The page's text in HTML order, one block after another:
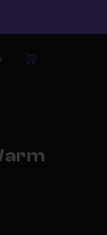
Panier